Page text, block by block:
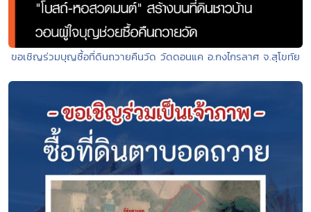
ขอเชิญร่วมบุญซื้อที่ดินถวายคืนวัด วัดดอนแค อ.กงไกรลาศ จ.สุโขทัย